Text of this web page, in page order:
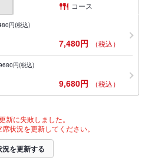
コース
円(税込)
7,480円 （税込）
円(税込)
9,680円 （税込）
新に失敗しました。
状況を更新してください。
況を更新する